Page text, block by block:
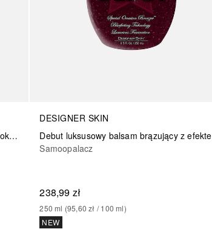
Bronzer z przyspieszaczem do opalania kokosowo ananasowy
DESIGNER SKIN
Samoopalacz
238,99 zł
250 ml (95,60 zł / 100 ml)
NEW